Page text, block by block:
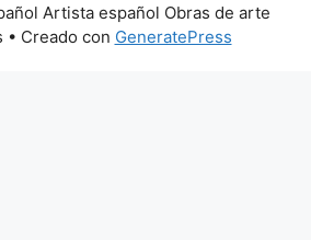
Artista español Obras de arte
• Creado con GeneratePress